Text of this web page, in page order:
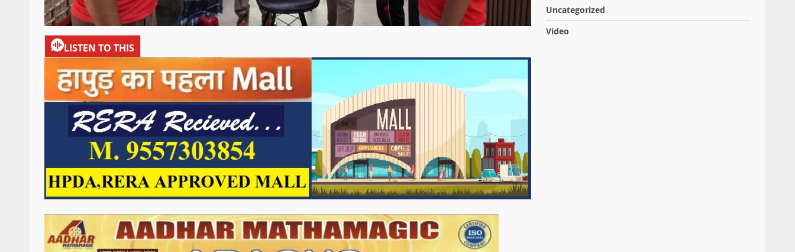
LISTEN TO THIS
Uncategorized
Video